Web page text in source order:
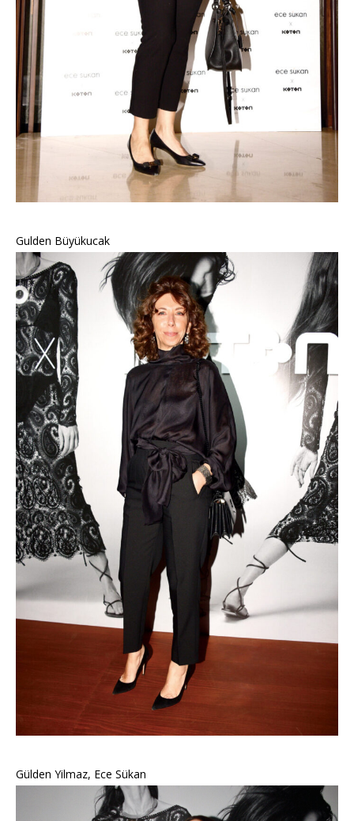
Gulden Büyükucak
Gülden Yilmaz, Ece Sükan